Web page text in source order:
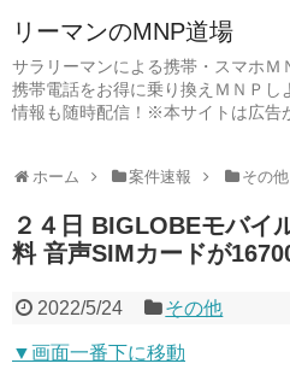
リーマンのMNP道場
サラリーマンによる携帯・スマホＭ
携帯電話をお得に乗り換えＭＮＰし
情報も随時配信！※本サイトは広告
ホーム 案件速報 その他
２４日 BIGLOBEモバイ
料 音声SIMカードが
2022/5/24 その他
▼画面一番下に移動